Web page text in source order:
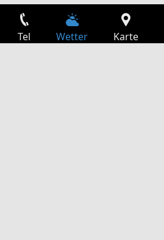
Tel Wetter Karte